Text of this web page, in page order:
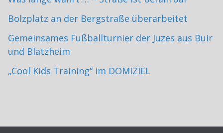
Bolzplatz an der Bergstraße überarbeitet
Gemeinsames Fußballturnier der Juzes aus Buir
und Blatzheim
„Cool Kids Training“ im DOMIZIEL